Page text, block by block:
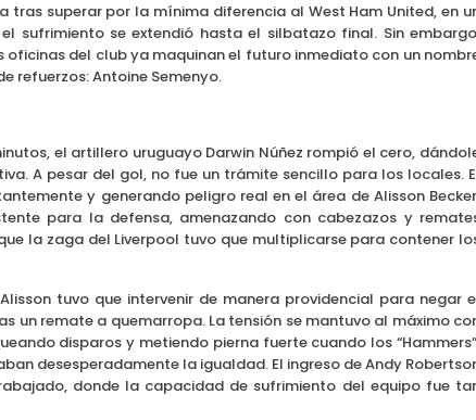
tras superar por la mínima diferencia al West Ham United, en
sufrimiento se extendió hasta el silbatazo final. Sin
del club ya maquinan el futuro inmediato con un
refuerzos: Antoine Semenyo.
el artillero uruguayo Darwin Núñez rompió el cero,
A pesar del gol, no fue un trámite sencillo para los locales.
y generando peligro real en el área de Alisson
para la defensa, amenazando con cabezazos y
la zaga del Liverpool tuvo que multiplicarse para contener
tuvo que intervenir de manera providencial para negar
un remate a quemarropa. La tensión se mantuvo al máximo
disparos y metiendo pierna fuerte cuando los
desesperadamente la igualdad. El ingreso de Andy
donde la capacidad de sufrimiento del equipo fue